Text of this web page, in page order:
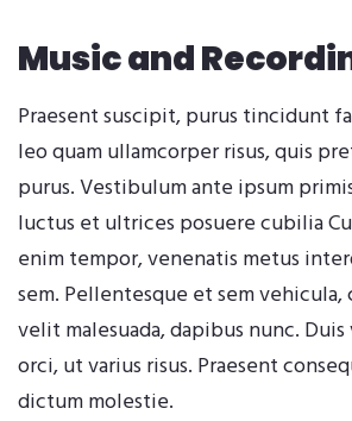
Music and
Praesent suscipit, purus tincidunt
leo quam ullamcorper risus, quis
purus. Vestibulum ante ipsum
luctus et ultrices posuere cubilia
enim tempor, venenatis metus
sem. Pellentesque et sem
velit malesuada, dapibus nunc.
orci, ut varius risus. Praesent
dictum molestie.